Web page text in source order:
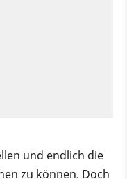
und endlich die
zu können. Doch